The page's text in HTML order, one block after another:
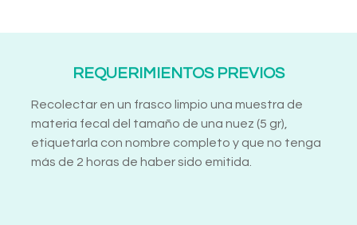
REQUERIMIENTOS PREVIOS
Recolectar en un frasco limpio una muestra de
materia fecal del tamaño de una nuez (5 gr),
etiquetarla con nombre completo y que no tenga
más de 2 horas de haber sido emitida.